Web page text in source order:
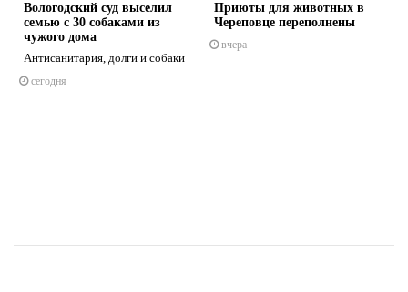
Вологодский суд выселил
семью с 30 собаками из
чужого дома
Антисанитария, долги и собаки
сегодня
Приюты для животных в
Череповце переполнены
вчера